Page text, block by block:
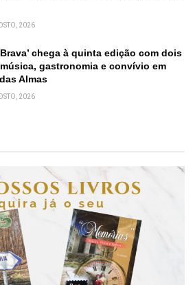
2026
Brava’ chega à quinta edição com dois
gastronomia e convívio em
Almas
2026